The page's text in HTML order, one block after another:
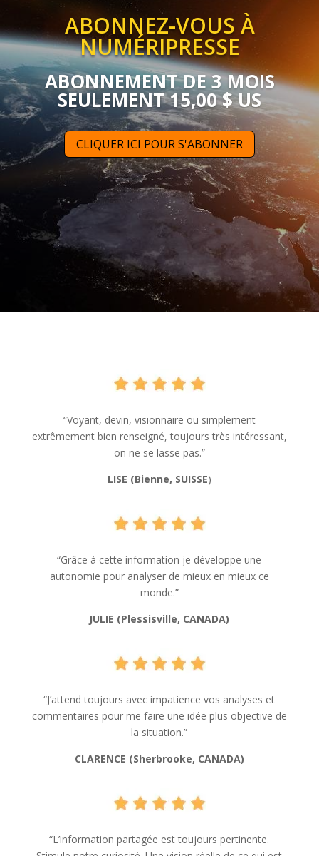
ABONNEZ-VOUS À
NUMÉRIPRESSE
ABONNEMENT DE 3 MOIS
SEULEMENT 15,00 $ US
CLIQUER ICI POUR S'ABONNER
“Voyant, devin, visionnaire ou simplement
extrêmement bien renseigné, toujours très intéressant,
on ne se lasse pas.”
LISE (Bienne, SUISSE)
“Grâce à cette information je développe une
autonomie pour analyser de mieux en mieux ce
monde.”
JULIE (Plessisville, CANADA)
“J’attend toujours avec impatience vos analyses et
commentaires pour me faire une idée plus objective de
la situation.”
CLARENCE (Sherbrooke, CANADA)
“L’information partagée est toujours pertinente.